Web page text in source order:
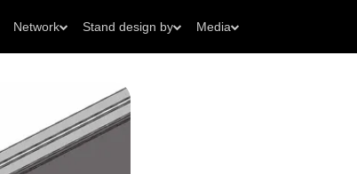
Network Stand design by Media